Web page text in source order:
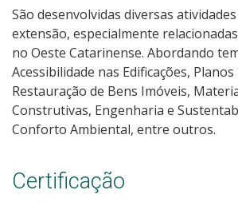
São desenvolvidas diversas
extensão, especialmente
no Oeste Catarinense. Abordando
Acessibilidade nas Edificações,
Restauração de Bens Imóveis,
Construtivas, Engenharia e
Conforto Ambiental, entre outros.
Certificação